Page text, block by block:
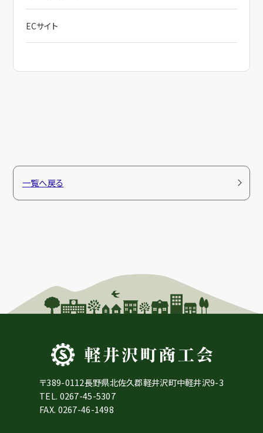
ECサイト
一覧へ戻る
〒389-0112長野県北佐久郡軽井沢町中軽井沢9-3
TEL. 0267-45-5307
FAX. 0267-46-1498